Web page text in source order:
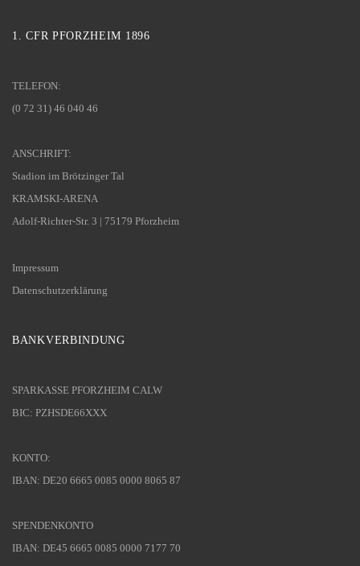
1. CFR PFORZHEIM 1896
TELEFON:
(0 72 31) 46 040 46
ANSCHRIFT:
Stadion im Brötzinger Tal
KRAMSKI-ARENA
Adolf-Richter-Str. 3 | 75179 Pforzheim
Impressum
Datenschutzerklärung
BANKVERBINDUNG
SPARKASSE PFORZHEIM CALW
BIC: PZHSDE66XXX
KONTO:
IBAN: DE20 6665 0085 0000 8065 87
SPENDENKONTO
IBAN: DE45 6665 0085 0000 7177 70